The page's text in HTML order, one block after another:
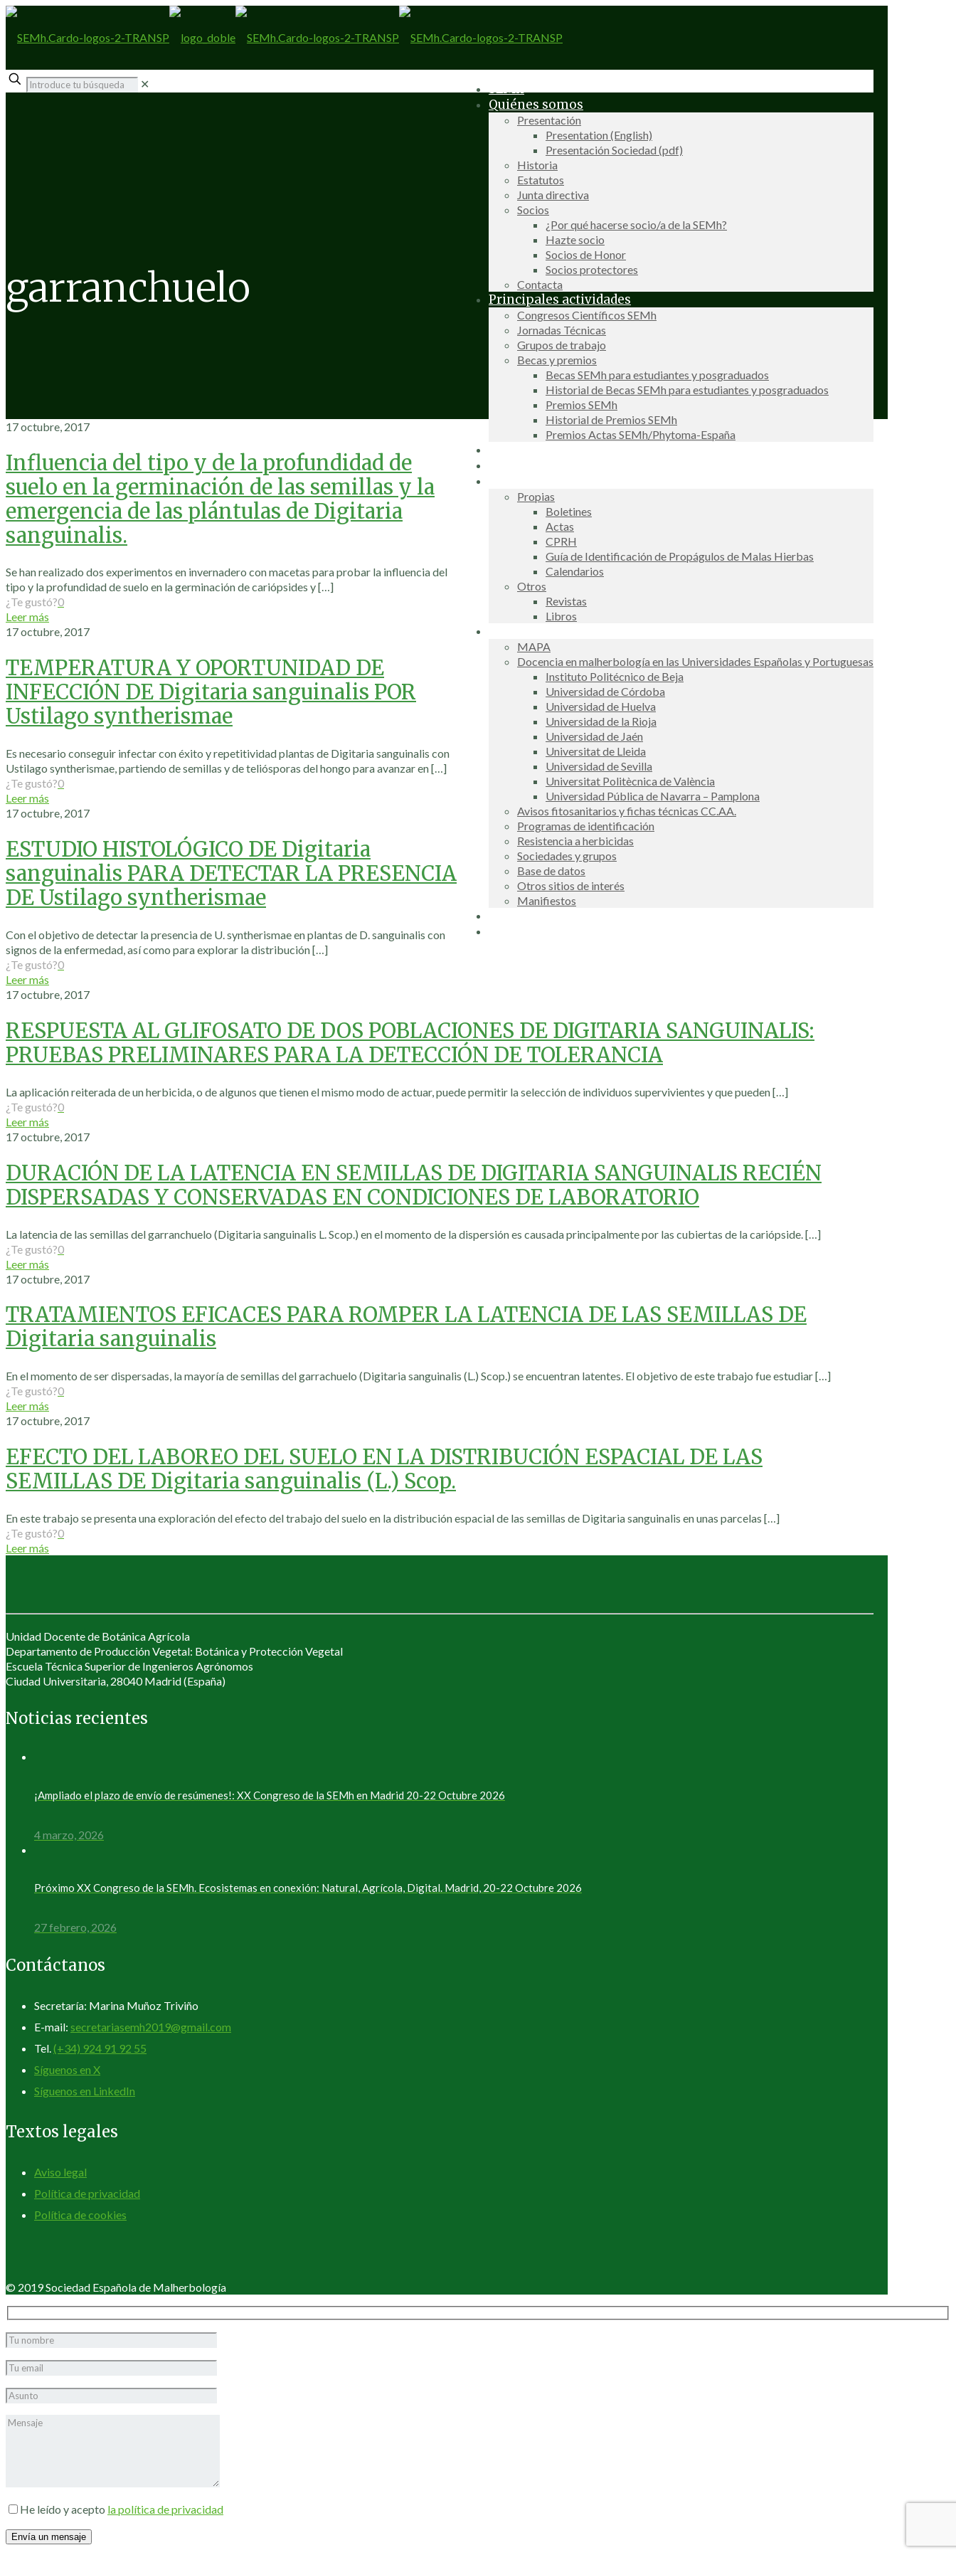
SEMh
Quiénes somos
Presentación
Presentation (English)
Presentación Sociedad (pdf)
Historia
Estatutos
Junta directiva
Socios
¿Por qué hacerse socio/a de la SEMh?
Hazte socio
Socios de Honor
Socios protectores
Contacta
Principales actividades
Congresos Científicos SEMh
Jornadas Técnicas
Grupos de trabajo
Becas y premios
Becas SEMh para estudiantes y posgraduados
Historial de Becas SEMh para estudiantes y posgraduados
Premios SEMh
Historial de Premios SEMh
Premios Actas SEMh/Phytoma-España
Propias
Boletines
Actas
CPRH
Guía de Identificación de Propágulos de Malas Hierbas
Calendarios
Otros
Revistas
Libros
MAPA
Docencia en malherbología en las Universidades Españolas y Portuguesas
Instituto Politécnico de Beja
Universidad de Córdoba
Universidad de Huelva
Universidad de la Rioja
Universidad de Jaén
Universitat de Lleida
Universidad de Sevilla
Universitat Politècnica de València
Universidad Pública de Navarra – Pamplona
Avisos fitosanitarios y fichas técnicas CC.AA.
Programas de identificación
Resistencia a herbicidas
Sociedades y grupos
Base de datos
Otros sitios de interés
Manifiestos
✕
garranchuelo
17 octubre, 2017
Influencia del tipo y de la profundidad de
suelo en la germinación de las semillas y la
emergencia de las plántulas de Digitaria
sanguinalis.
Se han realizado dos experimentos en invernadero con macetas para probar la influencia del
tipo y la profundidad de suelo en la germinación de cariópsides y[…]
¿Te gustó?0
Leer más
17 octubre, 2017
TEMPERATURA Y OPORTUNIDAD DE
INFECCIÓN DE Digitaria sanguinalis POR
Ustilago syntherismae
Es necesario conseguir infectar con éxito y repetitividad plantas de Digitaria sanguinalis con
Ustilago syntherismae, partiendo de semillas y de teliósporas del hongo para avanzar en[…]
¿Te gustó?0
Leer más
17 octubre, 2017
ESTUDIO HISTOLÓGICO DE Digitaria
sanguinalis PARA DETECTAR LA PRESENCIA
DE Ustilago syntherismae
Con el objetivo de detectar la presencia de U. syntherismae en plantas de D. sanguinalis con
signos de la enfermedad, así como para explorar la distribución[…]
¿Te gustó?0
Leer más
17 octubre, 2017
RESPUESTA AL GLIFOSATO DE DOS POBLACIONES DE DIGITARIA SANGUINALIS:
PRUEBAS PRELIMINARES PARA LA DETECCIÓN DE TOLERANCIA
La aplicación reiterada de un herbicida, o de algunos que tienen el mismo modo de actuar, puede permitir la selección de individuos supervivientes y que pueden[…]
¿Te gustó?0
Leer más
17 octubre, 2017
DURACIÓN DE LA LATENCIA EN SEMILLAS DE DIGITARIA SANGUINALIS RECIÉN
DISPERSADAS Y CONSERVADAS EN CONDICIONES DE LABORATORIO
La latencia de las semillas del garranchuelo (Digitaria sanguinalis L. Scop.) en el momento de la dispersión es causada principalmente por las cubiertas de la cariópside. […]
¿Te gustó?0
Leer más
17 octubre, 2017
TRATAMIENTOS EFICACES PARA ROMPER LA LATENCIA DE LAS SEMILLAS DE
Digitaria sanguinalis
En el momento de ser dispersadas, la mayoría de semillas del garrachuelo (Digitaria sanguinalis (L.) Scop.) se encuentran latentes. El objetivo de este trabajo fue estudiar[…]
¿Te gustó?0
Leer más
17 octubre, 2017
EFECTO DEL LABOREO DEL SUELO EN LA DISTRIBUCIÓN ESPACIAL DE LAS
SEMILLAS DE Digitaria sanguinalis (L.) Scop.
En este trabajo se presenta una exploración del efecto del trabajo del suelo en la distribución espacial de las semillas de Digitaria sanguinalis en unas parcelas […]
¿Te gustó?0
Leer más
Unidad Docente de Botánica Agrícola
Departamento de Producción Vegetal: Botánica y Protección Vegetal
Escuela Técnica Superior de Ingenieros Agrónomos
Ciudad Universitaria, 28040 Madrid (España)
Noticias recientes
¡Ampliado el plazo de envío de resúmenes!: XX Congreso de la SEMh en Madrid 20-22 Octubre 2026
4 marzo, 2026
Próximo XX Congreso de la SEMh. Ecosistemas en conexión: Natural, Agrícola, Digital. Madrid, 20-22 Octubre 2026
27 febrero, 2026
Contáctanos
Secretaría: Marina Muñoz Triviño
E-mail: secretariasemh2019@gmail.com
Tel. (+34) 924 91 92 55
Síguenos en X
Síguenos en LinkedIn
Textos legales
Aviso legal
Política de privacidad
Política de cookies
© 2019 Sociedad Española de Malherbología
He leído y acepto la política de privacidad